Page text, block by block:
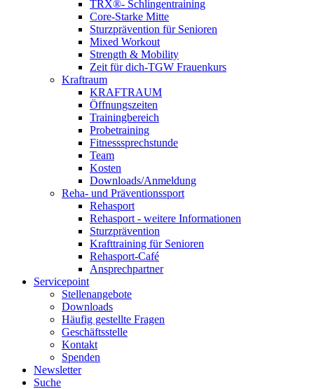
TRX®- Schlingentraining
Core-Starke Mitte
Sturzprävention für Senioren
Mixed Workout
Strength & Mobility
Zeit für dich-TGW Frauenkurs
Kraftraum
KRAFTRAUM
Öffnungszeiten
Trainingbereich
Probetraining
Fitnesssprechstunde
Team
Kosten
Downloads/Anmeldung
Reha- und Präventionssport
Rehasport
Rehasport - weitere Informationen
Sturzprävention
Krafttraining für Senioren
Rehasport-Café
Ansprechpartner
Servicepoint
Stellenangebote
Downloads
Häufig gestellte Fragen
Geschäftsstelle
Kontakt
Spenden
Newsletter
Suche